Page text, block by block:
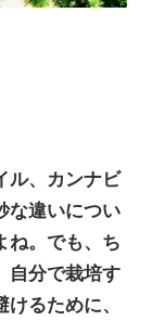
ル、カンナビ
な違いについ
ね。でも、ち
自分で栽培す
るために、